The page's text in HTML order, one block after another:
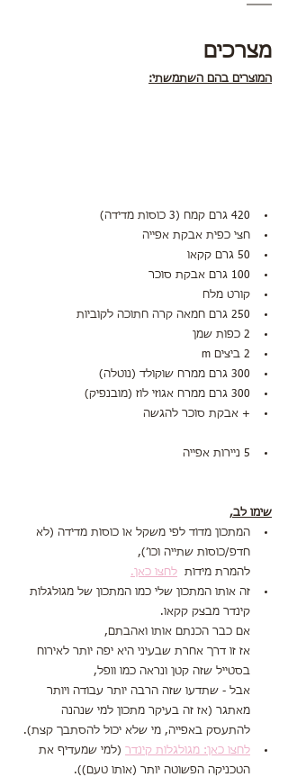
מצרכים
המוצרים בהם השתמשתי:
420 גרם קמח (3 כוסות מדידה)
חצי כפית אבקת אפייה
50 גרם קקאו
100 גרם אבקת סוכר
קורט מלח
250 גרם חמאה קרה חתוכה לקוביות
2 כפות שמן
2 ביצים m
300 גרם ממרח שוקולד (נוטלה)
300 גרם ממרח אגוזי לוז (מובנפיק)
+ אבקת סוכר להגשה
5 ניירות אפייה
שימו לב,
המתכון מדוד לפי משקל או כוסות מדידה (לא
חדפ/כוסות שתייה וכו׳),
להמרת מידות לחצו כאן.
זה אותו המתכון שלי כמו המתכון של מגולגלות
קינדר מבצק קקאו.
אם כבר הכנתם אותו ואהבתם,
אז זו דרך אחרת שבעיני היא יפה יותר לאירוח
בסטייל שזה קטן ונראה כמו וופל,
אבל - שתדעו שזה הרבה יותר עבודה ויותר
מאתגר (אז זה בעיקר מתכון למי שנהנה
להתעסק באפייה, מי שלא יכול להסתבך קצת).
לחצו כאן: מגולגלות קינדר (למי שמעדיף את
הטכניקה הפשוטה יותר (אותו טעם)).